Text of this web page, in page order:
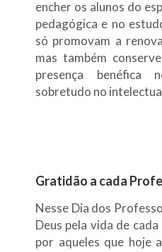
encher os alunos do
pedagógica e no
só promovam a
mas também
presença benéfica
sobretudo no
Gratidão a cada
Nesse Dia dos
Deus pela vida de
por aqueles que hoje